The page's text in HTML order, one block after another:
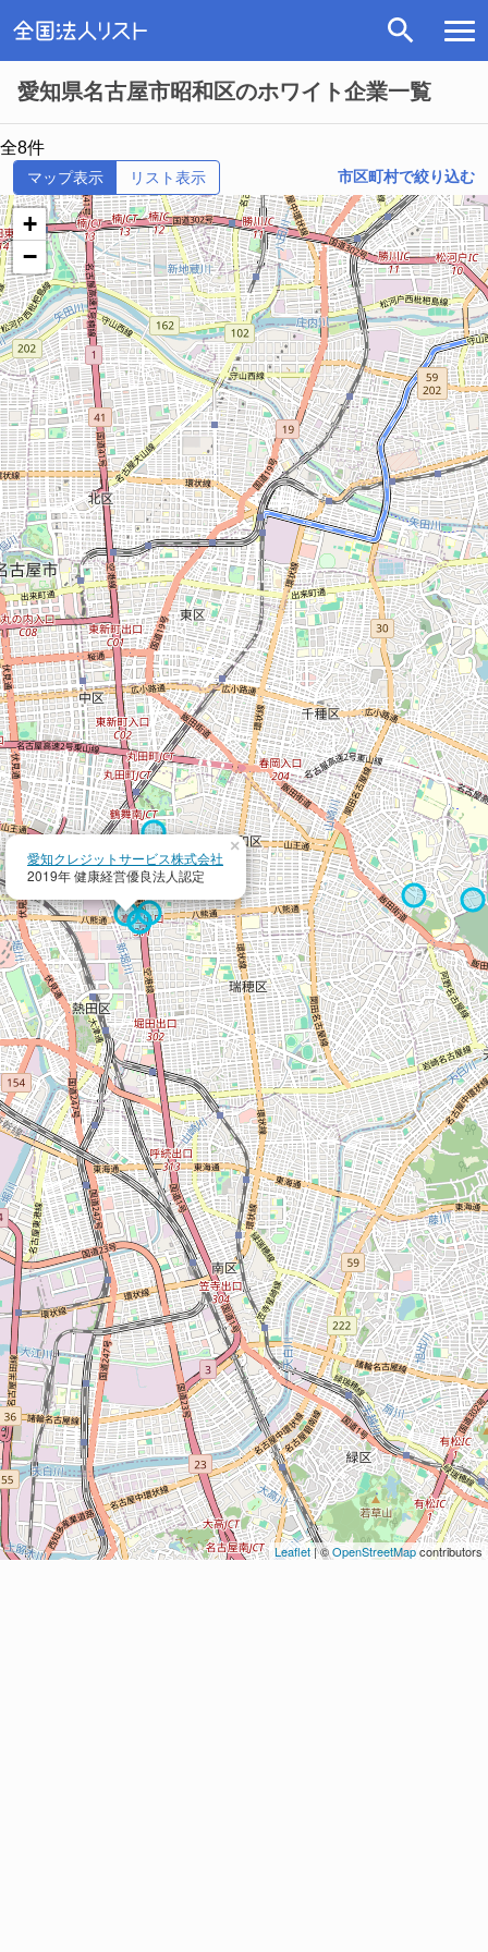
愛知県名古屋市昭和区のホワイト企業一覧
全8件
マップ表示 リスト表示 市区町村で絞り込む
愛知クレジットサービス株式会社
2019年 健康経営優良法人認定
×
+
−
Leaflet| ©OpenStreetMapcontributors